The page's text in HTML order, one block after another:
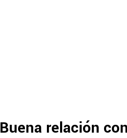
Buena relación